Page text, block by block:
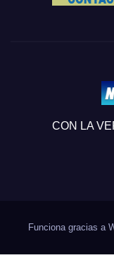
CON LA
Funciona gracias a